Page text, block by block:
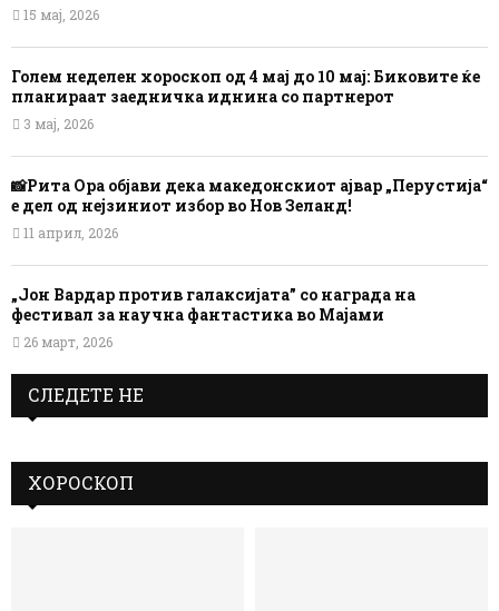
15 мај, 2026
Голем неделен хороскоп од 4 мај до 10 мај: Биковите ќе
планираат заедничка иднина со партнерот
3 мај, 2026
📸Рита Ора објави дека македонскиот ајвар „Перустија“
е дел од нејзиниот избор во Нов Зеланд!
11 април, 2026
„Јон Вардар против галаксијата” со награда на
фестивал за научна фантастика во Мајами
26 март, 2026
СЛЕДЕТЕ НЕ
ХОРОСКОП